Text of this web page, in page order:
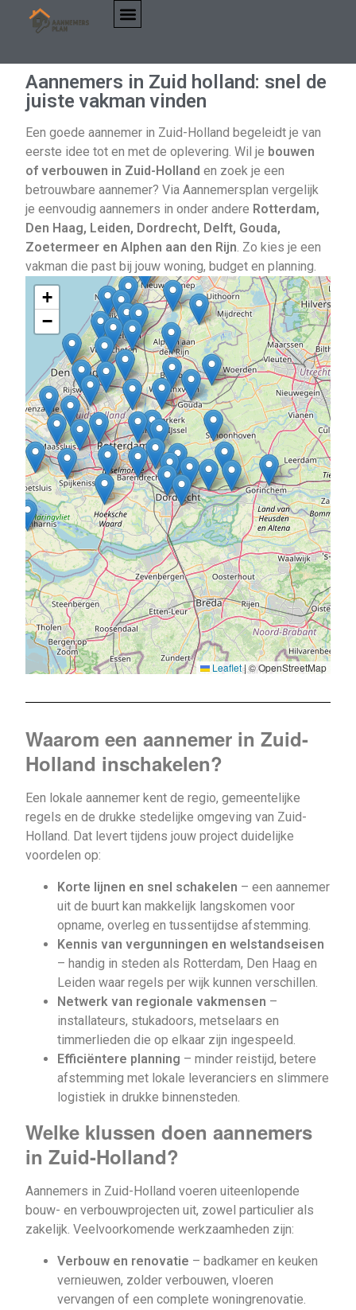
Aannemers in Zuid holland: snel de
juiste vakman vinden
Een goede aannemer in Zuid-Holland begeleidt je van
eerste idee tot en met de oplevering. Wil je bouwen
of verbouwen in Zuid-Holland en zoek je een
betrouwbare aannemer? Via Aannemersplan vergelijk
je eenvoudig aannemers in onder andere Rotterdam,
Den Haag, Leiden, Dordrecht, Delft, Gouda,
Zoetermeer en Alphen aan den Rijn. Zo kies je een
vakman die past bij jouw woning, budget en planning.
+
−
Leaflet|© OpenStreetMap
Waarom een aannemer in Zuid-
Holland inschakelen?
Een lokale aannemer kent de regio, gemeentelijke
regels en de drukke stedelijke omgeving van Zuid-
Holland. Dat levert tijdens jouw project duidelijke
voordelen op:
Korte lijnen en snel schakelen – een aannemer
uit de buurt kan makkelijk langskomen voor
opname, overleg en tussentijdse afstemming.
Kennis van vergunningen en welstandseisen
– handig in steden als Rotterdam, Den Haag en
Leiden waar regels per wijk kunnen verschillen.
Netwerk van regionale vakmensen –
installateurs, stukadoors, metselaars en
timmerlieden die op elkaar zijn ingespeeld.
Efficiëntere planning – minder reistijd, betere
afstemming met lokale leveranciers en slimmere
logistiek in drukke binnensteden.
Welke klussen doen aannemers
in Zuid-Holland?
Aannemers in Zuid-Holland voeren uiteenlopende
bouw- en verbouwprojecten uit, zowel particulier als
zakelijk. Veelvoorkomende werkzaamheden zijn:
Verbouw en renovatie – badkamer en keuken
vernieuwen, zolder verbouwen, vloeren
vervangen of een complete woningrenovatie.